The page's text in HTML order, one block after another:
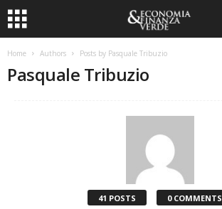
Home Authors Posts by Pasquale Tribuzio
Pasquale Tribuzio
41 POSTS 0 COMMENTS